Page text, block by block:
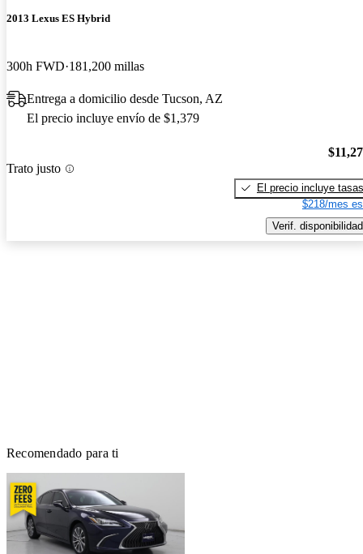
2013 Lexus ES Hybrid
300h FWD 181,200 millas
Entrega a domicilio desde Tucson, AZ
El precio incluye envío de $1,379
Trato justo
El precio incluye tasas
$218/mes
Verif. disponibilidad
Recomendado para ti